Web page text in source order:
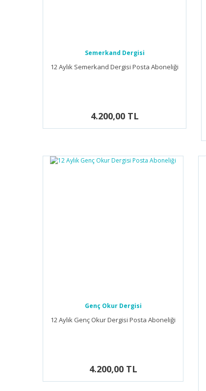
Semerkand Dergisi
12 Aylık Semerkand Dergisi Posta Aboneliği
4.200,00 TL
Genç Okur Dergisi
12 Aylık Genç Okur Dergisi Posta Aboneliği
4.200,00 TL